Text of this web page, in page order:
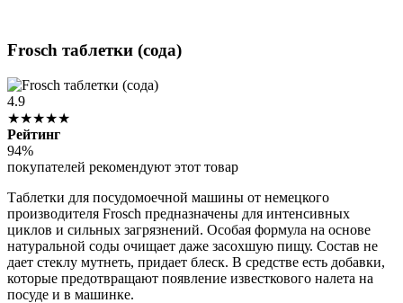
Frosch таблетки (сода)
4.9
★★★★★
Рейтинг
94%
покупателей рекомендуют этот товар
Таблетки для посудомоечной машины от немецкого
производителя Frosch предназначены для интенсивных
циклов и сильных загрязнений. Особая формула на основе
натуральной соды очищает даже засохшую пищу. Состав не
дает стеклу мутнеть, придает блеск. В средстве есть добавки,
которые предотвращают появление известкового налета на
посуде и в машинке.